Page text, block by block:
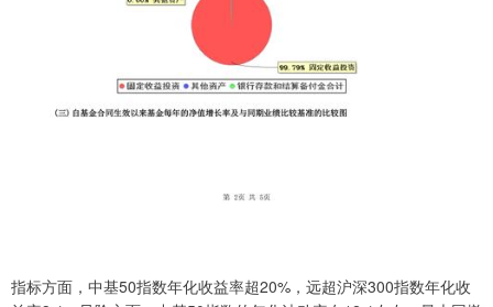
指标方面，中基50指数年化收益率超20%，远超沪深300指数年化收